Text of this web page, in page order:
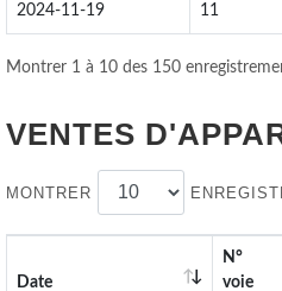
2024-11-19 11
Montrer 1 à 10 des 150
VENTES
MONTRER
Date
N°
voie